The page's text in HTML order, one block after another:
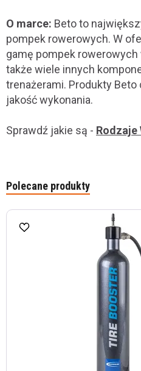
O marce: Beto to
pompek rowerowych. W
gamę pompek
także wiele innych
trenażerami. Produkty
jakość wykonania.
Sprawdź jakie są - Rodzaje
Polecane produkty